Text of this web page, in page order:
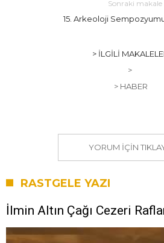
Sonraki makale
15. Arkeoloji
> İLGILI
>
> HABER
YORUM IÇIN
RASTGELE YAZI
İlmin Altın Çağı Cezeri